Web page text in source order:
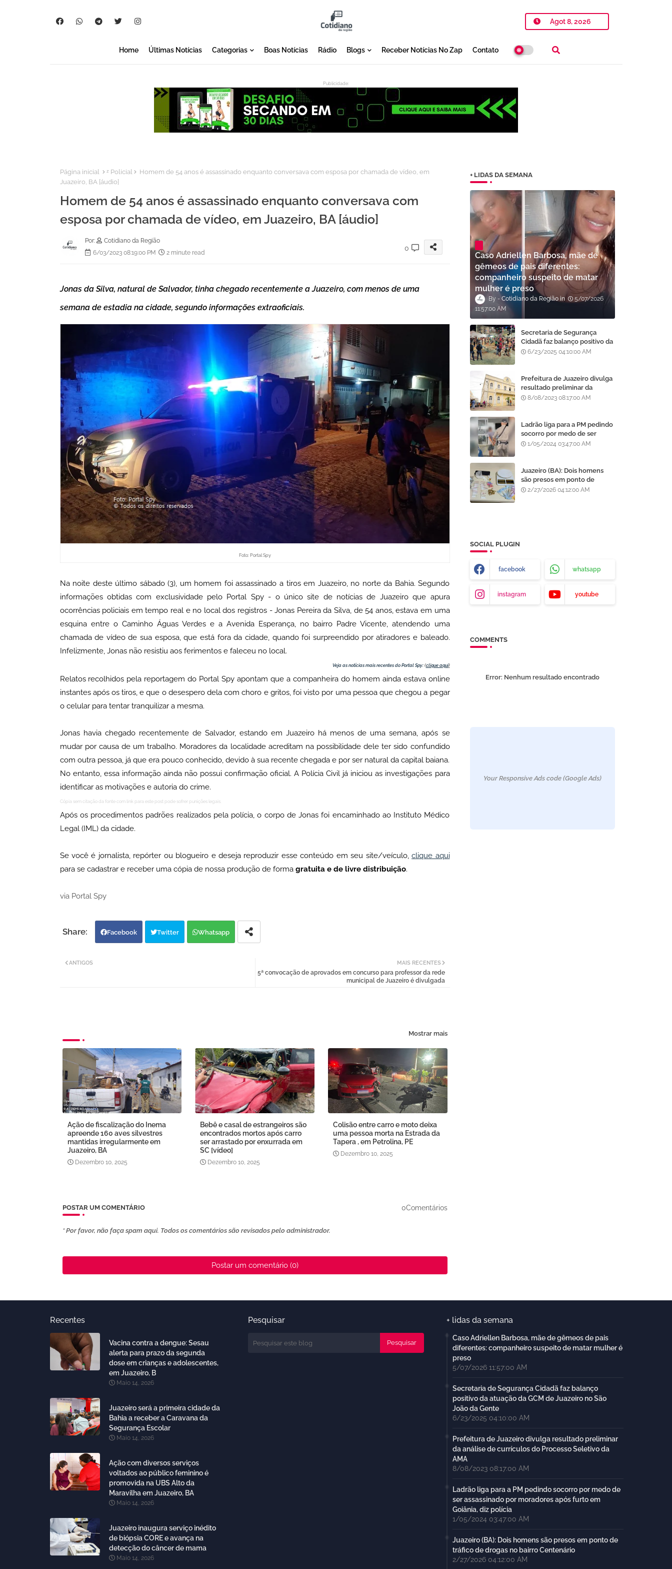
Agot 8, 2026
Home Últimas Notícias Categorias Boas Notícias Rádio Blogs Receber Notícias No Zap Contato
Publicidade:
:
Página inicial ᶻ Policial
Homem de 54 anos é assassinado enquanto conversava com esposa por chamada de vídeo, em
Juazeiro, BA [áudio]
Homem de 54 anos é assassinado enquanto conversava com
esposa por chamada de vídeo, em Juazeiro, BA [áudio]
Por:
Cotidiano da Região
6/03/2023 08:19:00 PM
2 minute read
0
Jonas da Silva, natural de Salvador, tinha chegado recentemente a Juazeiro, com menos de uma
semana de estadia na cidade, segundo informações extraoficiais.
Foto: Portal Spy
Na noite deste último sábado (3), um homem foi assassinado a tiros em Juazeiro, no norte da Bahia. Segundo
informações obtidas com exclusividade pelo Portal Spy - o único site de notícias de Juazeiro que apura
ocorrências policiais em tempo real e no local dos registros -Jonas Pereira da Silva, de 54 anos, estava em uma
esquina entre o Caminho Águas Verdes e a Avenida Esperança, no bairro Padre Vicente, atendendo uma
chamada de vídeo de sua esposa, que está fora da cidade, quando foi surpreendido por atiradores e baleado.
Infelizmente, Jonas não resistiu aos ferimentos e faleceu no local.
Veja as notícias mais recentes do Portal Spy:(clique aqui)
Relatos recolhidos pela reportagem do Portal Spy apontam que a companheira do homem ainda estava online
instantes após os tiros, e que o desespero dela com choro e gritos, foi visto por uma pessoa que chegou a pegar
o celular para tentar tranquilizar a mesma.
Jonas havia chegado recentemente de Salvador, estando em Juazeiro há menos de uma semana, após se
mudar por causa de um trabalho. Moradores da localidade acreditam na possibilidade dele ter sido confundido
com outra pessoa, já que era pouco conhecido, devido à sua recente chegada e por ser natural da capital baiana.
No entanto, essa informação ainda não possui confirmação oficial. A Polícia Civil já iniciou as investigações para
identificar as motivações e autoria do crime.
Cópia sem citação da fonte com link para este post pode sofrer punições legais.
Após os procedimentos padrões realizados pela polícia, o corpo de Jonas foi encaminhado ao Instituto Médico
Legal (IML) da cidade.
Se você é jornalista, repórter ou blogueiro e deseja reproduzir esse conteúdo em seu site/veículo,clique aqui
para se cadastrar e receber uma cópia de nossa produção de forma gratuita e de livre distribuição.
via Portal Spy
Facebook Twitter Whatsapp
MAIS RECENTES
5ª convocação de aprovados em concurso para professor da rede
municipal de Juazeiro é divulgada
ANTIGOS
Mostrar mais
Ação de fiscalização do Inema
apreende 160 aves silvestres
mantidas irregularmente em
Juazeiro, BA
Dezembro 10, 2025
Bebê e casal de estrangeiros são
encontrados mortos após carro
ser arrastado por enxurrada em
SC [vídeo]
Dezembro 10, 2025
Colisão entre carro e moto deixa
uma pessoa morta na Estrada da
Tapera , em Petrolina, PE
Dezembro 10, 2025
POSTAR UM COMENTÁRIO 0Comentários
* Por favor, não faça spam aqui. Todos os comentários são revisados ​​pelo administrador.
Postar um comentário (0)
+ LIDAS DA SEMANA
Caso Adriellen Barbosa, mãe de
gêmeos de pais diferentes:
companheiro suspeito de matar
mulher é preso
Cotidiano da Região
5/07/2026
11:57:00 AM
Secretaria de Segurança
Cidadã faz balanço positivo da
atuação da GCM de Juazeiro
6/23/2025 04:10:00 AM
Prefeitura de Juazeiro divulga
resultado preliminar da
análise de currículos do
8/08/2023 08:17:00 AM
Ladrão liga para a PM pedindo
socorro por medo de ser
assassinado por moradores
1/05/2024 03:47:00 AM
Juazeiro (BA): Dois homens
são presos em ponto de
tráfico de drogas no bairro
2/27/2026 04:12:00 AM
SOCIAL PLUGIN
facebook whatsapp
instagram youtube
COMMENTS
Error: Nenhum resultado encontrado
Your Responsive Ads code (Google Ads)
Recentes
Vacina contra a dengue: Sesau
alerta para prazo da segunda
dose em crianças e adolescentes,
em Juazeiro, B
Maio 14, 2026
Juazeiro será a primeira cidade da
Bahia a receber a Caravana da
Segurança Escolar
Maio 14, 2026
Ação com diversos serviços
voltados ao público feminino é
promovida na UBS Alto da
Maravilha em Juazeiro, BA
Maio 14, 2026
Juazeiro inaugura serviço inédito
de biópsia CORE e avança na
detecção do câncer de mama
Maio 14, 2026
Pesquisar + lidas da semana
Caso Adriellen Barbosa, mãe de gêmeos de pais
diferentes: companheiro suspeito de matar mulher é
preso
5/07/2026 11:57:00 AM
Secretaria de Segurança Cidadã faz balanço
positivo da atuação da GCM de Juazeiro no São
João da Gente
6/23/2025 04:10:00 AM
Prefeitura de Juazeiro divulga resultado preliminar
da análise de currículos do Processo Seletivo da
AMA
8/08/2023 08:17:00 AM
Ladrão liga para a PM pedindo socorro por medo de
ser assassinado por moradores após furto em
Goiânia, diz polícia
1/05/2024 03:47:00 AM
Juazeiro (BA): Dois homens são presos em ponto de
tráfico de drogas no bairro Centenário
2/27/2026 04:12:00 AM